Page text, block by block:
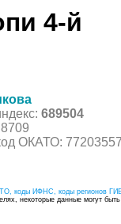
4-й
689504
ОКАТО:
коды ИФНС, коды регионов
некоторые данные могут быть